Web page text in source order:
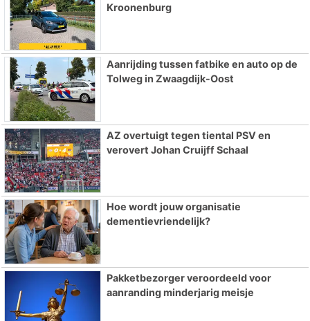
Kroonenburg
Aanrijding tussen fatbike en auto op de
Tolweg in Zwaagdijk-Oost
AZ overtuigt tegen tiental PSV en
verovert Johan Cruijff Schaal
Hoe wordt jouw organisatie
dementievriendelijk?
Pakketbezorger veroordeeld voor
aanranding minderjarig meisje